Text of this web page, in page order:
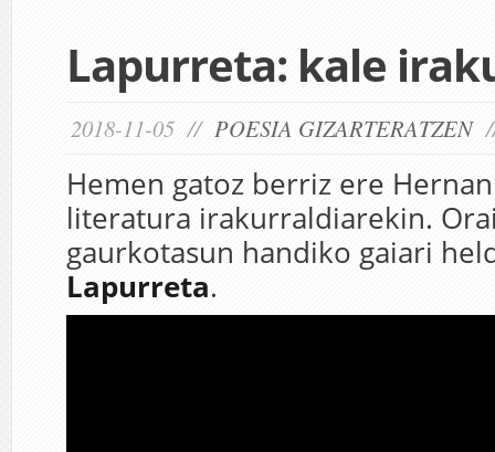
Lapurreta: kale
2018-11-05 // POESIA GIZARTERATZEN
Hemen gatoz berriz ere
literatura irakurraldiarekin.
gaurkotasun handiko gaiari
Lapurreta.